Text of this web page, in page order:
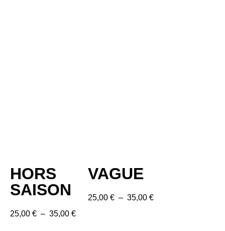
HORS
SAISON
25,00 € – 35,00 €
VAGUE
25,00 € – 35,00 €